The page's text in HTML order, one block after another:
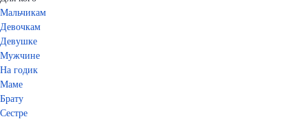
Мальчикам
Девочкам
Девушке
Мужчине
На годик
Маме
Брату
Сестре